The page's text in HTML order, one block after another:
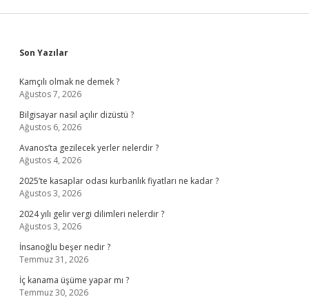
Sidebar
Son Yazılar
Kamçılı olmak ne demek ?
Ağustos 7, 2026
Bilgisayar nasıl açılır dizüstü ?
Ağustos 6, 2026
Avanos’ta gezilecek yerler nelerdir ?
Ağustos 4, 2026
2025’te kasaplar odası kurbanlık fiyatları ne kadar ?
Ağustos 3, 2026
2024 yılı gelir vergi dilimleri nelerdir ?
Ağustos 3, 2026
İnsanoğlu beşer nedir ?
Temmuz 31, 2026
İç kanama üşüme yapar mı ?
Temmuz 30, 2026